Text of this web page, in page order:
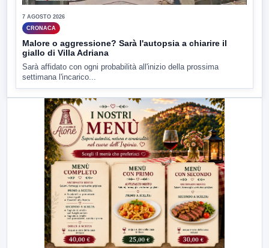
7 AGOSTO 2026
CRONACA
Malore o aggressione? Sarà l'autopsia a chiarire il
giallo di Villa Adriana
Sarà affidato con ogni probabilità all'inizio della prossima
settimana l'incarico...